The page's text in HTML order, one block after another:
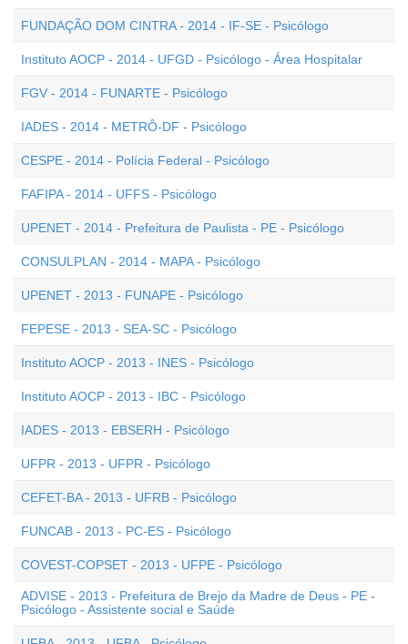
FUNDAÇÃO DOM CINTRA - 2014 - IF-SE - Psicólogo
Instituto AOCP - 2014 - UFGD - Psicólogo - Área Hospitalar
FGV - 2014 - FUNARTE - Psicólogo
IADES - 2014 - METRÔ-DF - Psicólogo
CESPE - 2014 - Polícia Federal - Psicólogo
FAFIPA - 2014 - UFFS - Psicólogo
UPENET - 2014 - Prefeitura de Paulista - PE - Psicólogo
CONSULPLAN - 2014 - MAPA - Psicólogo
UPENET - 2013 - FUNAPE - Psicólogo
FEPESE - 2013 - SEA-SC - Psicólogo
Instituto AOCP - 2013 - INES - Psicólogo
Instituto AOCP - 2013 - IBC - Psicólogo
IADES - 2013 - EBSERH - Psicólogo
UFPR - 2013 - UFPR - Psicólogo
CEFET-BA - 2013 - UFRB - Psicólogo
FUNCAB - 2013 - PC-ES - Psicólogo
COVEST-COPSET - 2013 - UFPE - Psicólogo
ADVISE - 2013 - Prefeitura de Brejo da Madre de Deus - PE -
Psicólogo - Assistente social e Saúde